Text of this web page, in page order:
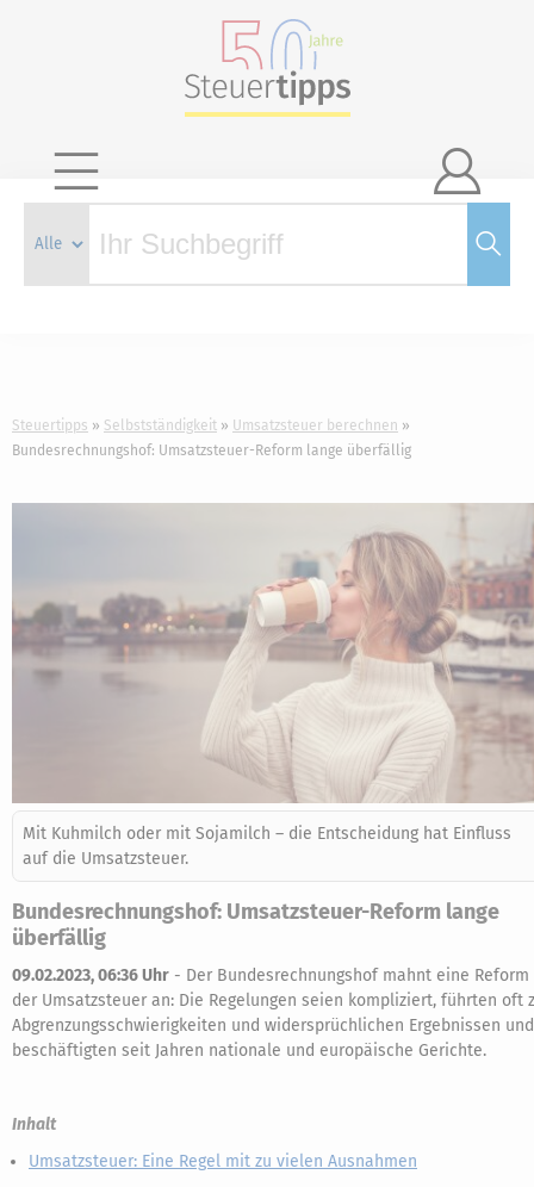

Steuertipps Selbstständigkeit
Umsatzsteuer berechnen
Bundesrechnungshof: Umsatzsteuer-Reform lange überfällig
Mit Kuhmilch oder mit Sojamilch – die Entscheidung hat Einfluss
auf die Umsatzsteuer.
Bundesrechnungshof: Umsatzsteuer-Reform lange
überfällig
09.02.2023, 06:36 Uhr - Der Bundesrechnungshof mahnt eine Reform
der Umsatzsteuer an: Die Regelungen seien kompliziert, führten oft
Abgrenzungsschwierigkeiten und widersprüchlichen Ergebnissen und
beschäftigten seit Jahren nationale und europäische Gerichte.
Inhalt
Umsatzsteuer: Eine Regel mit zu vielen Ausnahmen